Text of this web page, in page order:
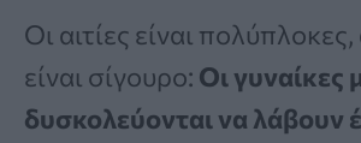
Οι αιτίες είναι
είναι σίγουρο: Οι γυναίκες
δυσκολεύονται να λάβουν